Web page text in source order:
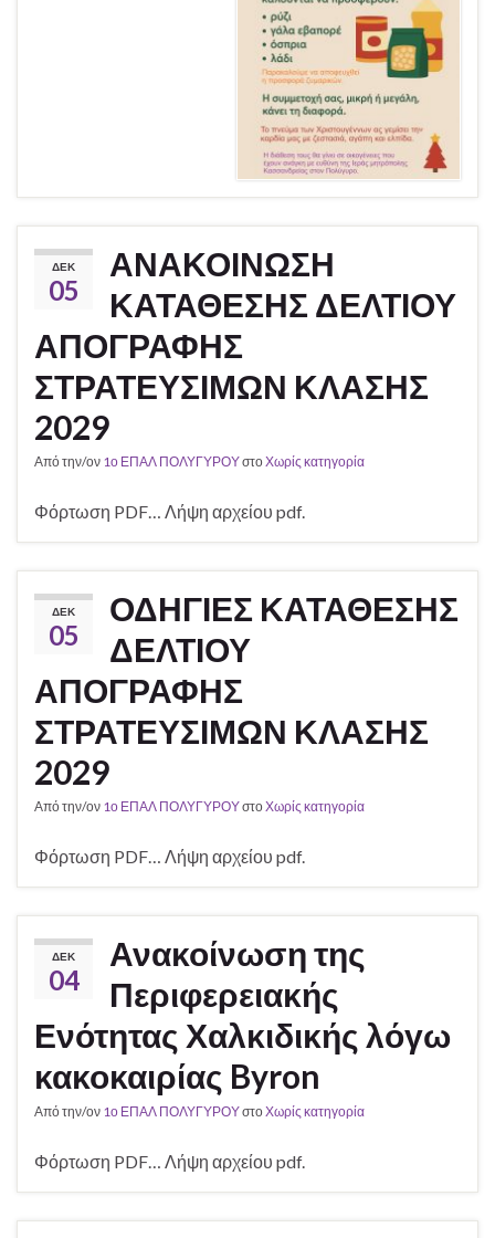
ΔΕΚ
05
ΑΝΑΚΟΙΝΩΣΗ
ΚΑΤΑΘΕΣΗΣ ΔΕΛΤΙΟΥ
ΑΠΟΓΡΑΦΗΣ
ΣΤΡΑΤΕΥΣΙΜΩΝ ΚΛΑΣΗΣ
2029
Από την/ον 1ο ΕΠΑΛ ΠΟΛΥΓΥΡΟΥστοΧωρίς κατηγορία
Φόρτωση PDF… Λήψη αρχείου pdf.
ΔΕΚ
05
ΟΔΗΓΙΕΣ ΚΑΤΑΘΕΣΗΣ
ΔΕΛΤΙΟΥ
ΑΠΟΓΡΑΦΗΣ
ΣΤΡΑΤΕΥΣΙΜΩΝ ΚΛΑΣΗΣ
2029
Από την/ον 1ο ΕΠΑΛ ΠΟΛΥΓΥΡΟΥστοΧωρίς κατηγορία
Φόρτωση PDF… Λήψη αρχείου pdf.
ΔΕΚ
04
Ανακοίνωση της
Περιφερειακής
Ενότητας Χαλκιδικής λόγω
κακοκαιρίας Byron
Από την/ον 1ο ΕΠΑΛ ΠΟΛΥΓΥΡΟΥστοΧωρίς κατηγορία
Φόρτωση PDF… Λήψη αρχείου pdf.